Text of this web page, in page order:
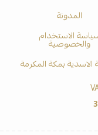
المدونة
الاستخدام
والخصوصية
الاسدية بمكة المكرمة